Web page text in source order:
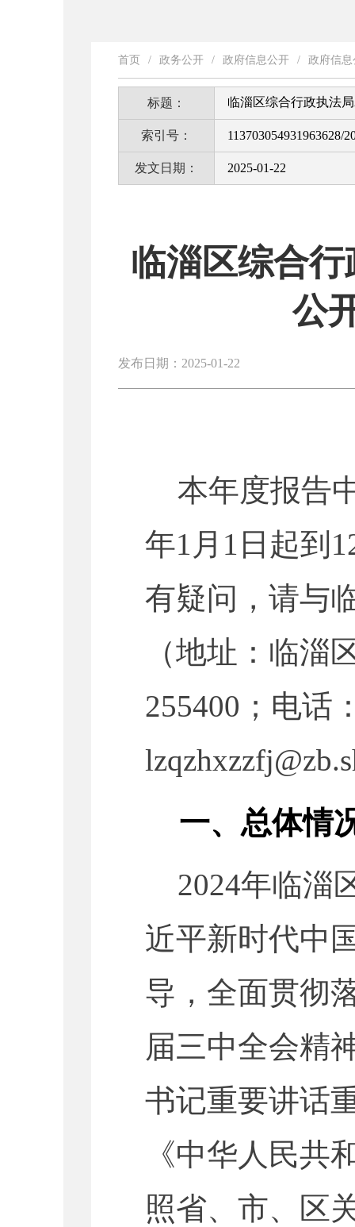
首页 / 政务公开 / 政府信息公开 / 政府信
标题： 临淄区综合行政执法
索引号： 113703054931963628/
发文日期： 2025-01-22
临淄区综合
公
发布日期：2025-01-22
本年度报告
年1月1日起到
有疑问，请与
（地址：临淄
255400；电话
一、 总体情
2024年临淄
近平新时代中
导，全面贯彻
届三中全会精
书记重要讲话
《中华人民共
照省、市、区